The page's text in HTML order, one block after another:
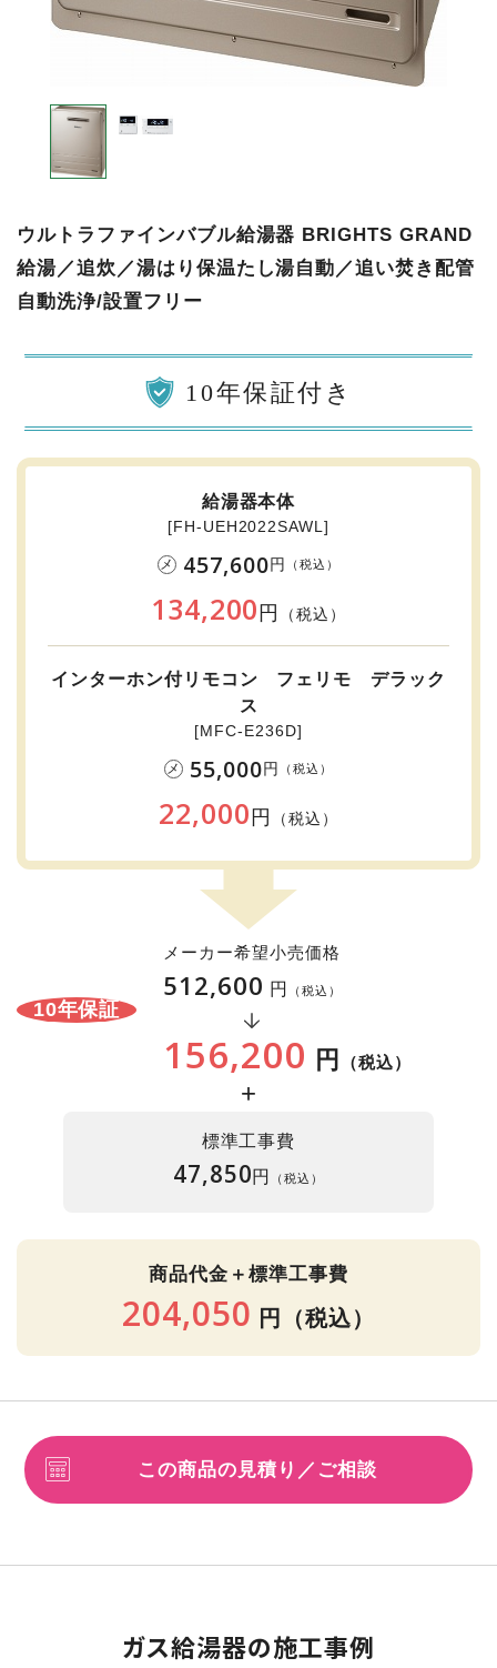
ウルトラファインバブル給湯器 BRIGHTS GRAND
給湯／追炊／湯はり保温たし湯自動／追い焚き配管
自動洗浄/設置フリー
10年保証付き
給湯器本体
[FH-UEH2022SAWL]
メ 457,600円 （税込）
134,200 円 （税込）
インターホン付リモコン フェリモ デラック
ス
[MFC-E236D]
メ 55,000円 （税込）
22,000 円 （税込）
10年保証
メーカー希望小売価格
512,600 円 （税込）
156,200 円 （税込）
+
標準工事費
47,850円 （税込）
商品代金＋標準工事費
204,050 円 （税込）
この商品の見積り／ご相談
ガス給湯器の施工事例